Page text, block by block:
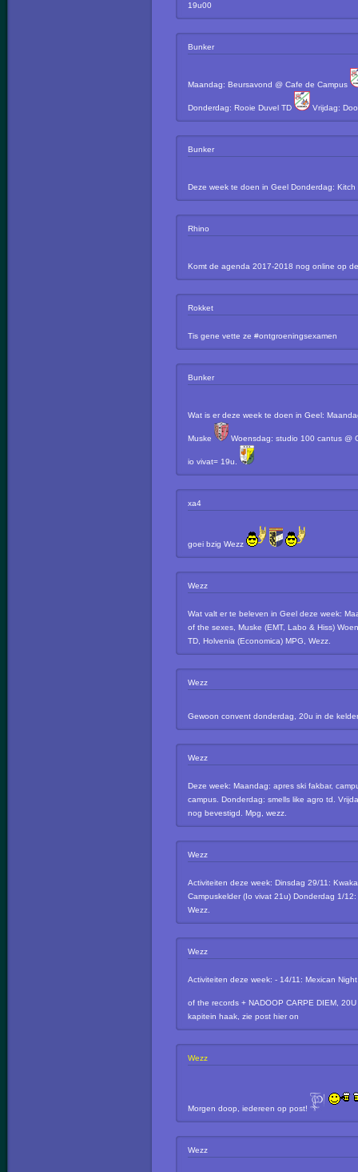
19u00
Bunker
Maandag: Beursavond @ Cafe de Campus
Donderdag: Rooie Duvel TD Vrijdag:
Bunker
Deze week te doen in Geel Donderdag:
Rhino
Komt de agenda 2017-2018 nog online op
Rokket
Tis gene vette ze #ontgroeningsexamen
Bunker
Wat is er deze week te doen in Geel:
Muske Woensdag: studio 100 cantus @
io vivat= 19u.
xa4
goei bzig Wezz
Wezz
Wat valt er te beleven in Geel deze week:
of the sexes, Muske (EMT, Labo & Hiss)
TD, Holvenia (Economica) MPG, Wezz.
Wezz
Gewoon convent donderdag, 20u in de
Wezz
Deze week: Maandag: apres ski fakbar,
campus. Donderdag: smells like agro td.
nog bevestigd. Mpg, wezz.
Wezz
Activiteiten deze week: Dinsdag 29/11:
Campuskelder (Io vivat 21u) Donderdag 1/
Wezz.
Wezz
Activiteiten deze week: - 14/11: Mexican
of the records + NADOOP CARPE DIEM,
kapitein haak, zie post hier on
Wezz
Morgen doop, iedereen op post!
Wezz